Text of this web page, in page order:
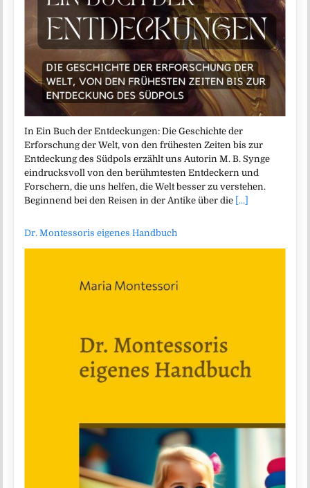
In Ein Buch der Entdeckungen: Die Geschichte der
Erforschung der Welt, von den frühesten Zeiten bis zur
Entdeckung des Südpols erzählt uns Autorin M. B. Synge
eindrucksvoll von den berühmtesten Entdeckern und
Forschern, die uns helfen, die Welt besser zu verstehen.
Beginnend bei den Reisen in der Antike über die [...]
Dr. Montessoris eigenes Handbuch